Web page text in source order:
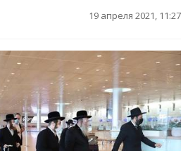
19 апреля 2021, 11:27